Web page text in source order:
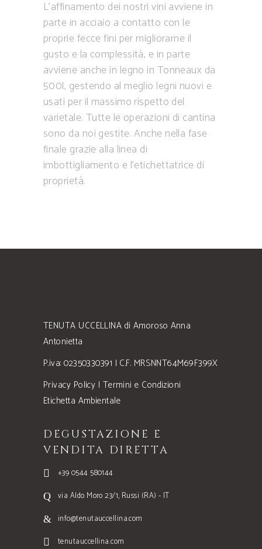
L’affinamento dei nostri vini avviene in
parte in acciaio a contatto con le
proprie fecce fini per migliorarne il
gusto e la complessità, e in parte
avviene anche in legno in Tonneaux da
500l, gestendo al meglio legni nuovi e
usati per il massimo rispetto del
varietale. Tutte le operazioni di cantina
sono da noi gestite. Anche nella fase
finale grazie alla linea di
imbottigliamento e l’etichettatrice di
proprietà.
TENUTA UCCELLINA di Amoroso Anna
Antonietta
P.iva: 02350330391 | C.F. MRSNNT64M69F399X
Privacy Policy | Termini e Condizioni
Etichetta Ambientale
DEGUSTAZIONE E
VENDITA DIRETTA
+39 0544 580144
via Aldo Moro 23/1, Russi (RA) - IT
info@tenutauccellina.com
tenutauccellina.com